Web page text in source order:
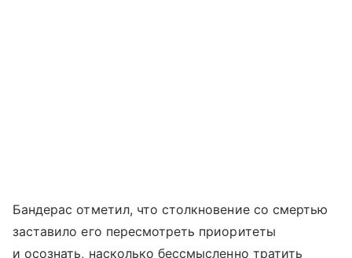
Бандерас отметил, что столкновение со смертью
заставило его пересмотреть приоритеты
и осознать, насколько бессмысленно тратить